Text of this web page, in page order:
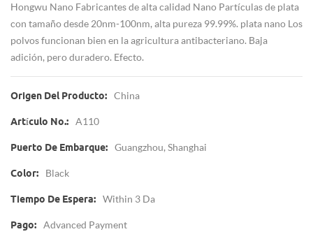
Hongwu Nano Fabricantes de alta calidad Nano Partículas de plata
con tamaño desde 20nm-100nm, alta pureza 99.99%. plata nano Los
polvos funcionan bien en la agricultura antibacteriano. Baja
adición, pero duradero. Efecto.
Origen Del Producto: China
Artículo No.: A110
Puerto De Embarque: Guangzhou, Shanghai
Color: Black
Tiempo De Espera: Within 3 Da
Pago: Advanced Payment